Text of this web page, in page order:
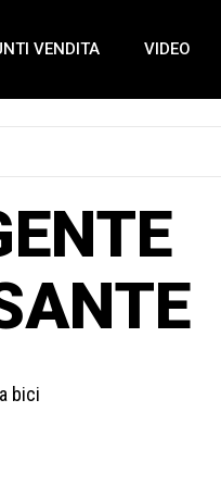
VENDITA VIDEO
bici